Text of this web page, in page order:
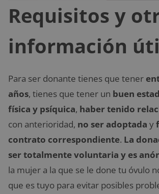
Requisitos y
información
Para ser donante tienes que tener
años, tienes que tener un buen
física y psíquica, haber tenido
con anterioridad, no ser adoptada y
contrato correspondiente. La
ser totalmente voluntaria y es
la mujer a la que se le done tu óvulo
que es tuyo para evitar posibles